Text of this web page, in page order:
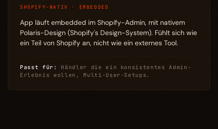
SHOPIFY-NATIV · EMBEDDED
App läuft embedded im Shopify-Admin, mit nativem
Polaris-Design (Shopify's Design-System). Fühlt sich wie
ein Teil von Shopify an, nicht wie ein externes Tool.
Passt für:
Händler die ein konsistentes Admin-
Erlebnis wollen, Multi-User-Setups.